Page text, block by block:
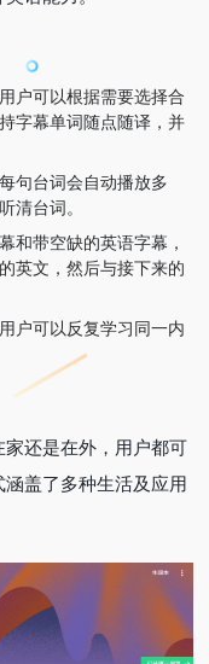
户可以根据需要选择合
字幕单词随点随译，并
句台词会自动播放多
清台词‌。
和带空缺的英语字幕，
英文，然后与接下来的
户可以反复学习同一内
还是在外，用户都可
盖了多种生活及应用